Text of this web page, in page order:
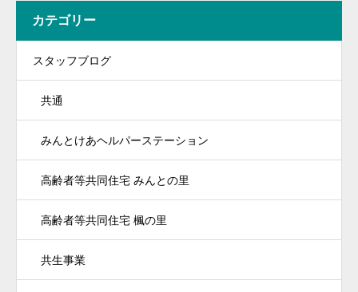
カテゴリー
スタッフブログ
共通
みんとけあヘルパーステーション
高齢者等共同住宅 みんとの里
高齢者等共同住宅 楓の里
共生事業